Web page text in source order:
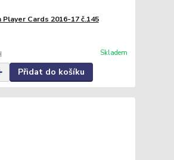
Player Cards 2016-17 č.145
Skladem
Přidat do košíku